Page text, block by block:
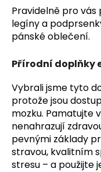
Pravidelně pro
legínya
pánské oblečení.
Přírodní doplňky
Vybrali jsme tyto
protože jsou
mozku. Pamatujte
nenahrazují
pevnými základy
stravou, kvalitním
stresu – a použijte